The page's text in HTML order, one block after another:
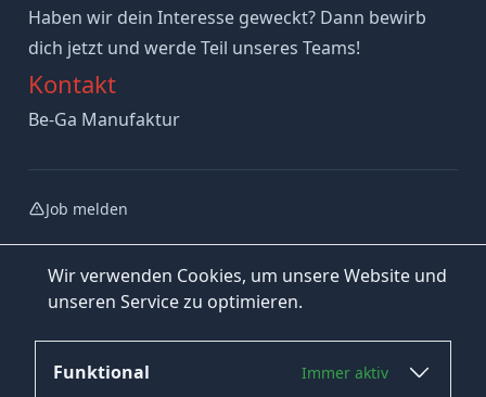
Wir verwenden Cookies, um unsere Website und
unseren Service zu optimieren.
Funktional Immer aktiv
Haben wir dein Interesse geweckt? Dann bewirb
dich jetzt und werde Teil unseres Teams!
Kontakt
Be-Ga Manufaktur
Job melden